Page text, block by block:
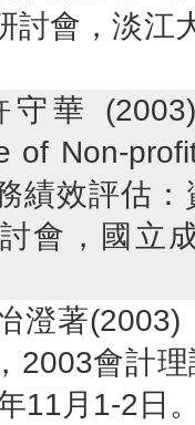
討會，淡江
華
of Non-
績效評估
會，國立
澄著
2003會計
11月1-2日